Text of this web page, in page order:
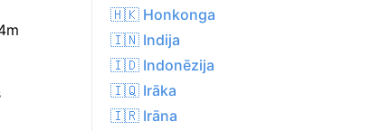
🇭🇰 Honkonga
🇮🇳 Indija
🇮🇩 Indonēzija
🇮🇶 Irāka
🇮🇷 Irāna